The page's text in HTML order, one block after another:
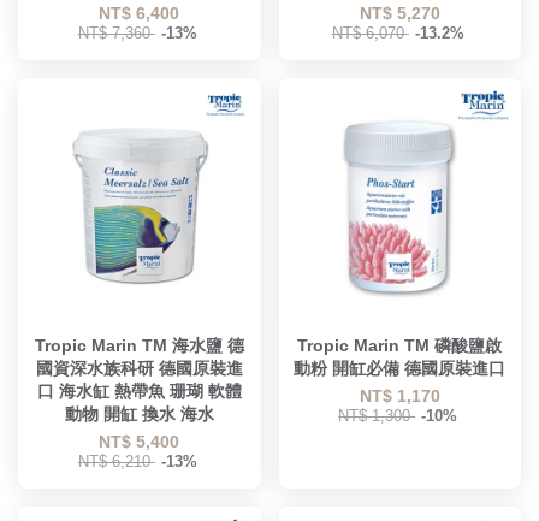
NT$ 6,400
NT$ 7,360 -13%
NT$ 5,270
NT$ 6,070 -13.2%
Tropic Marin TM 海水鹽 德
國資深水族科研 德國原裝進
口 海水缸 熱帶魚 珊瑚 軟體
動物 開缸 換水 海水
NT$ 5,400
NT$ 6,210 -13%
Tropic Marin TM 磷酸鹽啟
動粉 開缸必備 德國原裝進口
NT$ 1,170
NT$ 1,300 -10%